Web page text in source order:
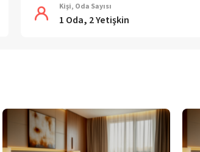
Kişi, Oda Sayısı
1 Oda, 2 Yetişkin